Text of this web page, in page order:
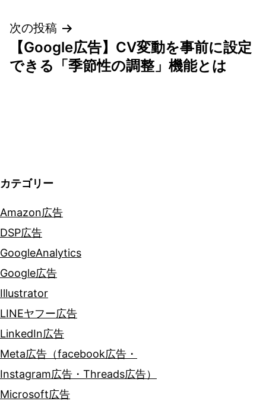
ビ
ゲ
ン
次の投稿
【Google広告】CV変動を事前に設定
できる「季節性の調整」機能とは
カテゴリー
Amazon広告
DSP広告
GoogleAnalytics
Google広告
Illustrator
LINEヤフー広告
LinkedIn広告
Meta広告（facebook広告・
Instagram広告・Threads広告）
Microsoft広告